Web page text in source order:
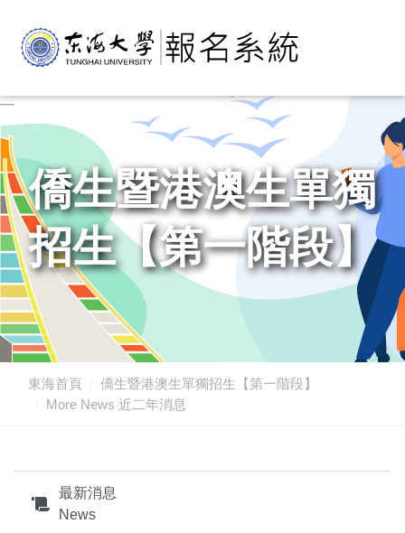
僑生暨港澳生單獨
招生【第一階段】
東海首頁
僑生暨港澳生單獨招生【第一階段】
More News 近二年消息
最新消息
News